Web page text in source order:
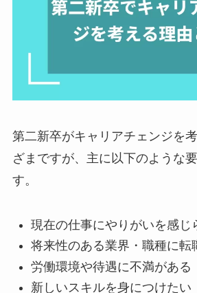
第二新卒がキャリアチェンジを
ざまですが、主に以下のような
す。
現在の仕事にやりがいを感じ
将来性のある業界・職種に転
労働環境や待遇に不満がある
新しいスキルを身につけたい